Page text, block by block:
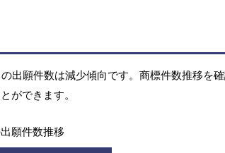
出願件数は減少傾向です。商標件数推移を
ができます。
願件数推移